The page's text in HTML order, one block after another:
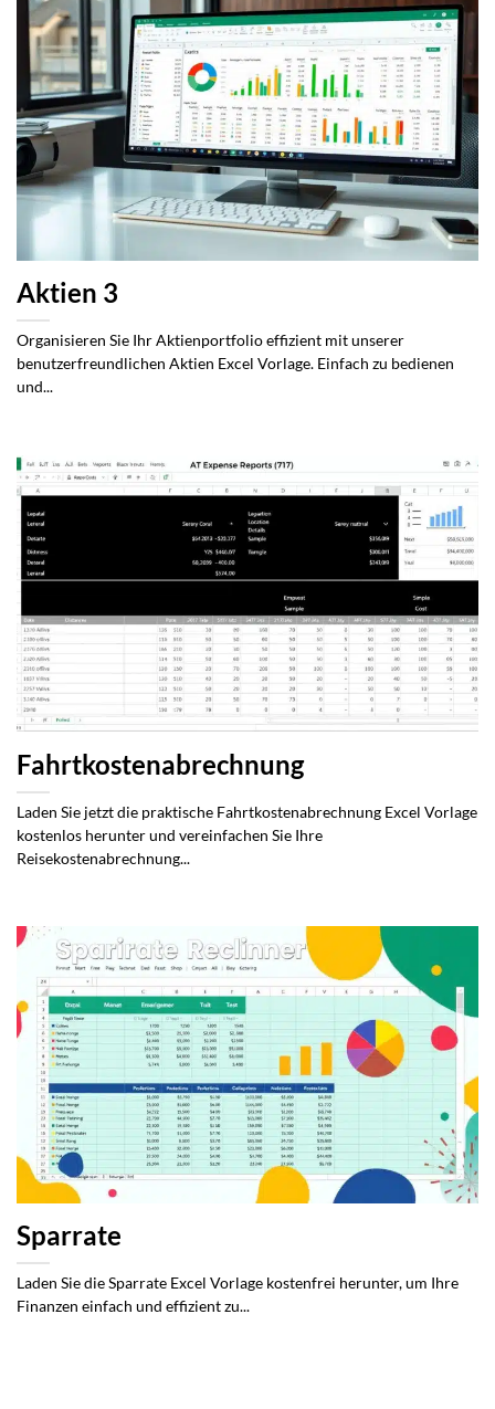
Aktien 3
Organisieren Sie Ihr Aktienportfolio effizient mit unserer
benutzerfreundlichen Aktien Excel Vorlage. Einfach zu bedienen
und...
Fahrtkostenabrechnung
Laden Sie jetzt die praktische Fahrtkostenabrechnung Excel Vorlage
kostenlos herunter und vereinfachen Sie Ihre
Reisekostenabrechnung...
Sparrate
Laden Sie die Sparrate Excel Vorlage kostenfrei herunter, um Ihre
Finanzen einfach und effizient zu...